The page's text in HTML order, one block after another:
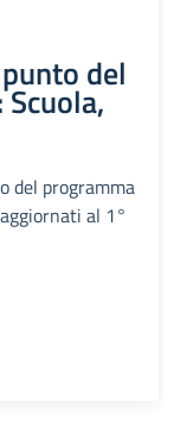
del
del programma
al 1°